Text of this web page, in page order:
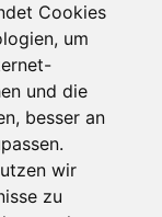
Cookies
um
und die
besser an
wir
zu